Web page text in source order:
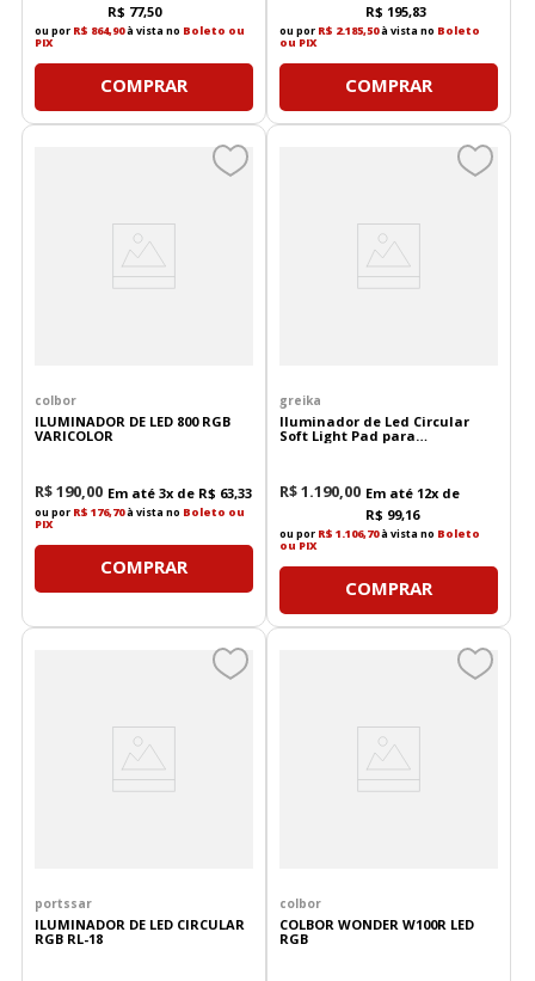
R$ 77,50
ou por R$ 864,90à vista no Boleto ou
PIX
COMPRAR
R$ 195,83
ou por R$ 2.185,50à vista no Boleto
ou PIX
COMPRAR
colbor
ILUMINADOR DE LED 800 RGB
VARICOLOR
R$190 00 Em até 3x de R$ 63,33
ou por R$ 176,70à vista no Boleto ou
PIX
COMPRAR
greika
Iluminador de Led Circular
Soft Light Pad para
Maquiagem R-S36B
R$1.190 00 Em até 12x de
R$ 99,16
ou por R$ 1.106,70à vista no Boleto
ou PIX
COMPRAR
portssar
ILUMINADOR DE LED CIRCULAR
RGB RL-18
colbor
COLBOR WONDER W100R LED
RGB